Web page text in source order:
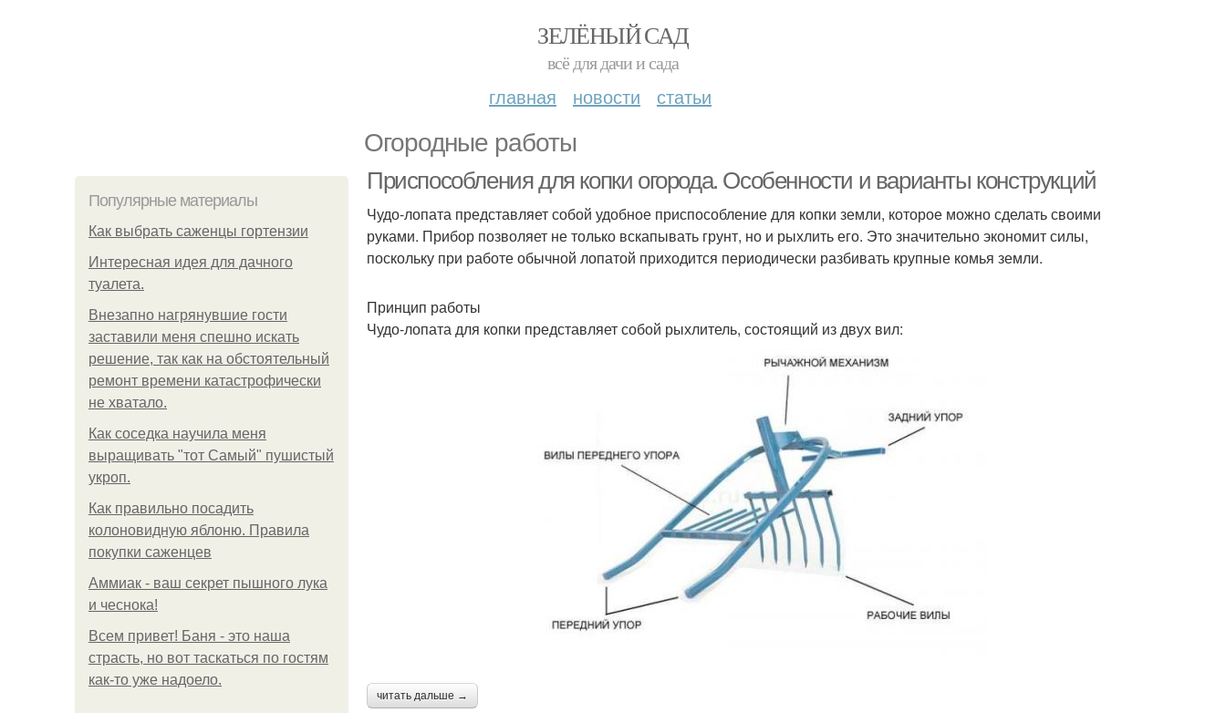
ЗЕЛЁНЫЙ САД
всё для дачи и сада
главная новости статьи
Огородные работы
Популярные материалы
Как выбрать саженцы гортензии
Интересная идея для дачного
туалета.
Внезапно нагрянувшие гости
заставили меня спешно искать
решение, так как на обстоятельный
ремонт времени катастрофически
не хватало.
Как соседка научила меня
выращивать "тот Самый" пушистый
укроп.
Как правильно посадить
колоновидную яблоню. Правила
покупки саженцев
Аммиак - ваш секрет пышного лука
и чеснока!
Всем привет! Баня - это наша
страсть, но вот таскаться по гостям
как-то уже надоело.
Приспособления для копки огорода. Особенности и варианты конструкций
Чудо-лопата представляет собой удобное приспособление для копки земли, которое можно сделать своими
руками. Прибор позволяет не только вскапывать грунт, но и рыхлить его. Это значительно экономит силы,
поскольку при работе обычной лопатой приходится периодически разбивать крупные комья земли.
Принцип работы
Чудо-лопата для копки представляет собой рыхлитель, состоящий из двух вил:
читать дальше →